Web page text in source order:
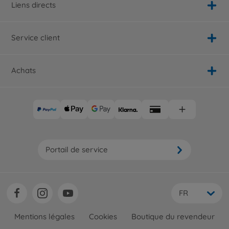
Liens directs
Service client
Achats
Portail de service
FR
Mentions légales Cookies Boutique du revendeur